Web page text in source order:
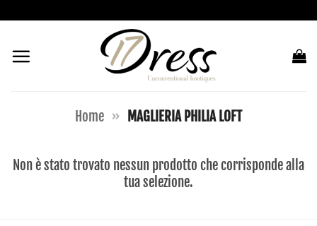
contenuti
Home » MAGLIERIA PHILIA LOFT
Non è stato trovato nessun prodotto che corrisponde alla
tua selezione.